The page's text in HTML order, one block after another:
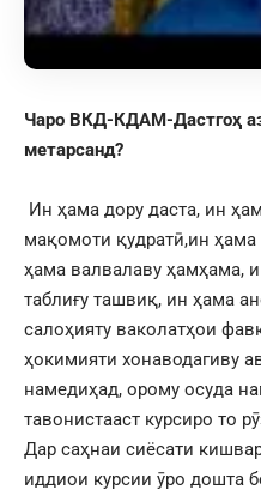
Чаро ВКД-КДАМ-Дастгоҳ
метарсанд?
Ин ҳама дору даста, ин
мақомоти қудратӣ,ин
ҳама валвалаву ҳамҳама,
таблиғу ташвиқ, ин ҳама
салоҳияту ваколатҳои
ҳокимияти хонаводагиву
намедиҳад, орому осуда
тавонистааст курсиро то
Дар саҳнаи сиёсати
иддиои курсии ӯро дошта